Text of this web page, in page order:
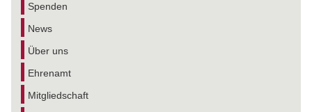
Spenden
News
Über uns
Ehrenamt
Mitgliedschaft